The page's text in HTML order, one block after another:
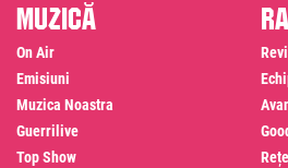
Muzică
On Air
Emisiuni
Muzica Noastra
Guerrilive
Top Show